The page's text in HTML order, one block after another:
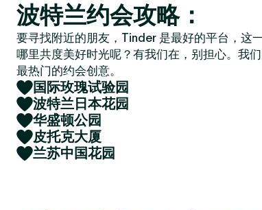
波特兰约会攻略：
要寻找附近的朋友，Tinder 是最好的平台，这
哪里共度美好时光呢？有我们在，别担心。我
最热门的约会创意。
国际玫瑰试验园
波特兰日本花园
华盛顿公园
皮托克大厦
兰苏中国花园